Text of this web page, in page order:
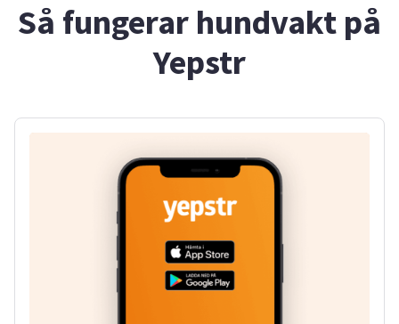
Så fungerar hundvakt på
Yepstr